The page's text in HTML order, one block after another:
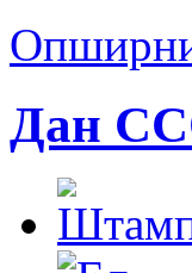
Дан